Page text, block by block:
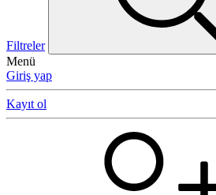
Filtreler
Menü
Giriş yap
Kayıt ol